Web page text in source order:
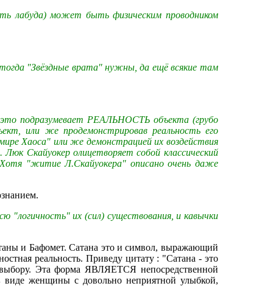
лабуда) может быть физическим проводником
"Звёздные врата" нужны, да ещё всякие там
подразумевает РЕАЛЬНОСТЬ объекта (грубо
или же продемонстрировав реальность его
Хаоса" или же демонстрацией их воздействия
Скайуокер олицетворяет собой классический
"житие Л.Скайуокера" описано очень даже
"логичность" их (сил) существования, и кавычки
и Бафомет. Сатана это и символ, выражающий
реальность. Приведу цитату : "Сатана - это
Эта форма ЯВЛЯЕТСЯ непосредственной
виде женщины с довольно неприятной улыбкой,